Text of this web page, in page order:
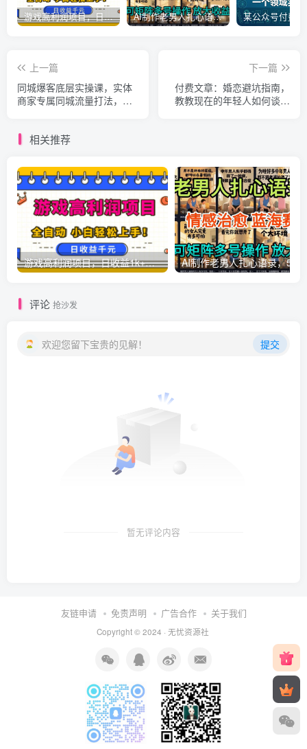
游戏高利润项目，日收益1k+，全自动，无需值守，解放双手，小白轻松上手【揭秘】 AI制作老男人扎心语录，5分钟一条，操作简单，流量非常大，保姆级教程
上一篇
同城爆客底层实操课，实体
商家专属同城流量打法，从
下一篇
付费文章：婚恋避坑指南，
教教现在的年轻人如何谈恋
相关推荐
游戏高利润项目，日收益1k+，全自动，无需值守，解放双手，小白轻松上手【揭秘】
评论 抢沙发
欢迎您留下宝贵的见解！ 提交
暂无评论内容
友链申请 免责声明 广告合作 关于我们
Copyright © 2024 · 无忧资源社